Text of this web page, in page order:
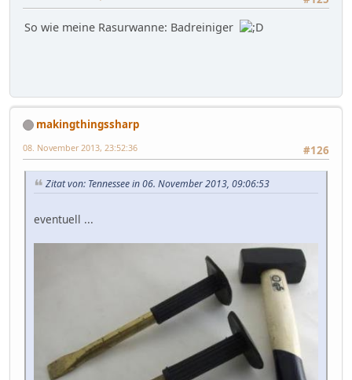
So wie meine Rasurwanne: Badreiniger
makingthingssharp
#126
08. November 2013, 23:52:36
Zitat von: Tennessee in 06. November 2013, 09:06:53
eventuell ...